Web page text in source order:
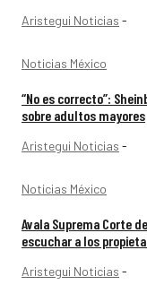
Aristegui Noticias -
Noticias México
“No es correcto”:
sobre adultos mayores
Aristegui Noticias -
Noticias México
Avala Suprema Corte
escuchar a los
Aristegui Noticias -